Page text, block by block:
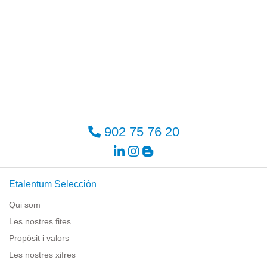
902 75 76 20
Etalentum Selección
Qui som
Les nostres fites
Propòsit i valors
Les nostres xifres